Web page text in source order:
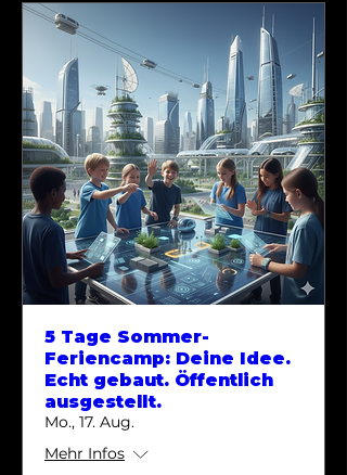
5 Tage Sommer-
Feriencamp: Deine Idee.
Echt gebaut. Öffentlich
ausgestellt.
Mo., 17. Aug.
Mehr Infos